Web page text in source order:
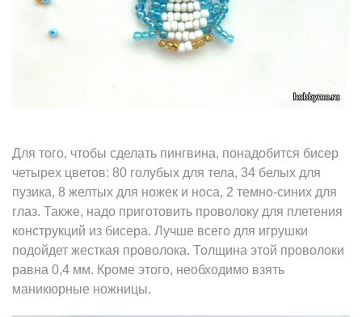
Для того, чтобы сделать пингвина, понадобится бисер
четырех цветов: 80 голубых для тела, 34 белых для
пузика, 8 желтых для ножек и носа, 2 темно-синих для
глаз. Также, надо приготовить проволоку для плетения
конструкций из бисера. Лучше всего для игрушки
подойдет жесткая проволока. Толщина этой проволоки
равна 0,4 мм. Кроме этого, необходимо взять
маникюрные ножницы.